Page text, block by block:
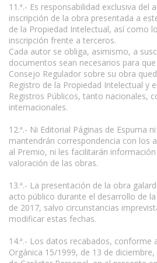
11.ª.- Es responsabilidad exclusiva
inscripción de la obra presentada a
de la Propiedad Intelectual, así como
inscripción frente a terceros.
Cada autor se obliga, asimismo, a
documentos sean necesarios para
Consejo Regulador sobre su obra
Registro de la Propiedad Intelectual y
Registros Públicos, tanto nacionales,
internacionales.
12.ª.- Ni Editorial Páginas de Espuma
mantendrán correspondencia con los
al Premio, ni les facilitarán
valoración de las obras.
13.ª.- La presentación de la obra
acto público durante el desarrollo de
de 2017, salvo circunstancias
modificar estas fechas.
14.ª.- Los datos recabados, conforme
Orgánica 15/1999, de 13 de